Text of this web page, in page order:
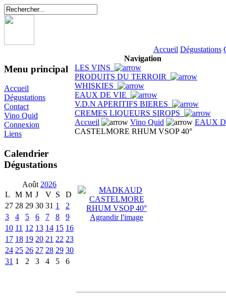
Accueil Dégustations
Menu principal
Accueil
Dégustations
Contact
Vino Quid
Connexion
Liens
Calendrier
Dégustations
Août 2026
L
M M J V S
D
27 28 29 30 31 1
2
3
4 5 6 7 8
9
10 11 12 13 14 15 16
17 18 19 20 21 22 23
24 25 26 27 28 29 30
31 1 2 3 4 5 6
Navigation
LES VINS
PRODUITS DU TERROIR
WHISKIES
EAUX DE VIE
V.D.N APERITIFS BIERES
CREMES LIQUEURS SIROPS
Accueil
Vino Quid
EAUX
CASTELMORE RHUM VSOP 40°
Agrandir l'image